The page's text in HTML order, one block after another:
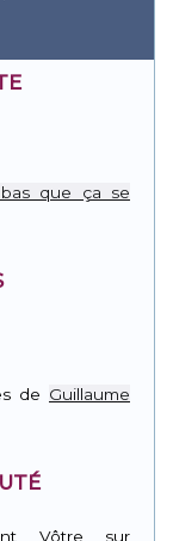
Linkque ça se
de Guillaume
Vôtre sur